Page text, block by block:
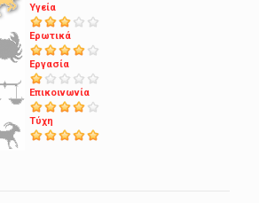
Υγεία
Ερωτικά
Εργασία
Επικοινωνία
Τύχη